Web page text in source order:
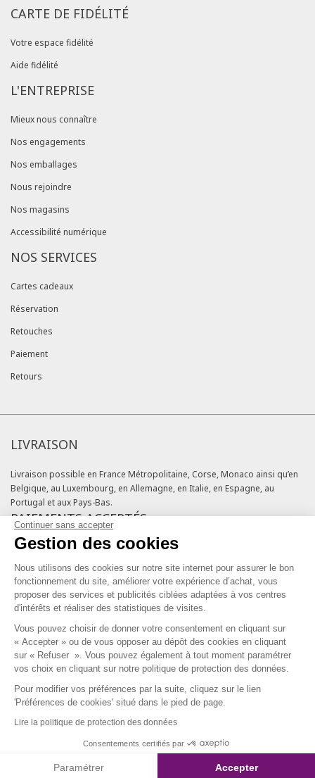
Continuer sans accepter
Gestion des cookies
Nous utilisons des cookies sur notre site internet pour assurer le bon
fonctionnement du site, améliorer votre expérience d’achat, vous
proposer des services et publicités ciblées adaptées à vos centres
d'intérêts et réaliser des statistiques de visites.
Vous pouvez choisir de donner votre consentement en cliquant sur
« Accepter » ou de vous opposer au dépôt des cookies en cliquant
sur « Refuser ». Vous pouvez également à tout moment paramétrer
vos choix en cliquant sur notre politique de protection des données.
Pour modifier vos préférences par la suite, cliquez sur le lien
'Préférences de cookies' situé dans le pied de page.
Lire la politique de protection des données
Consentements certifiés par
Paramétrer Accepter
CARTE DE FIDÉLITÉ
Votre espace fidélité
Aide fidélité
L'ENTREPRISE
Mieux nous connaître
Nos engagements
Nos emballages
Nous rejoindre
Nos magasins
Accessibilité numérique
NOS SERVICES
Cartes cadeaux
Réservation
Retouches
Paiement
Retours
LIVRAISON
Livraison possible en France Métropolitaine, Corse, Monaco ainsi qu’en
Belgique, au Luxembourg, en Allemagne, en Italie, en Espagne, au
Portugal et aux Pays-Bas.
PAIEMENTS ACCEPTÉS
Cartes bancaires
Cartes cadeaux
Chèques fidélité
NOS ENGAGEMENTS QUALITÉ
SERVICE CLIENT & FIDÉLITÉ
Du lundi au vendredi de 10h à 18h
Coût d'un appel local, appel non surtaxé.